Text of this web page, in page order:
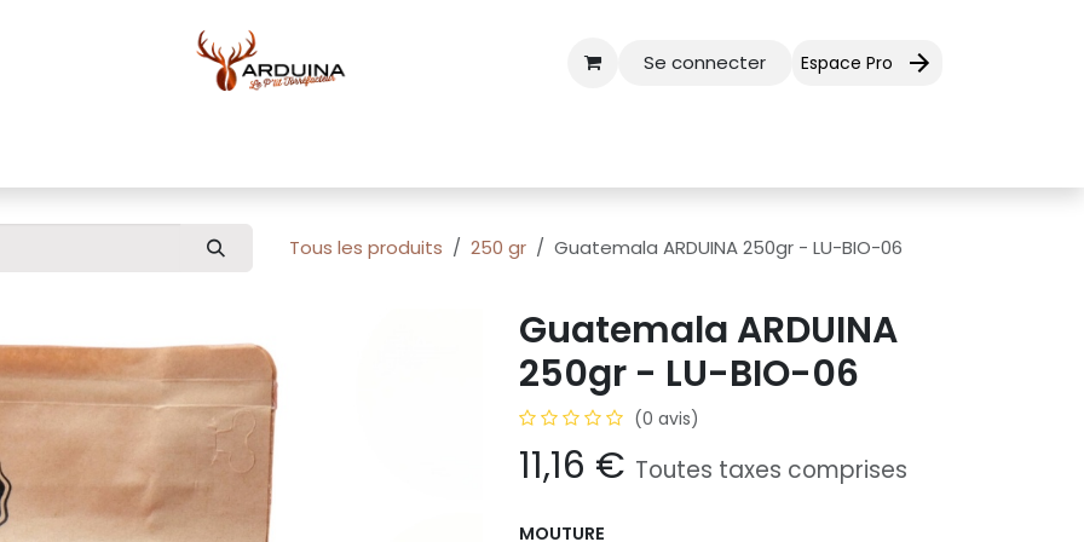
Se connecter
Espace Pro
Tous les produits 250 gr Guatemala ARDUINA 250gr - LU-BIO-06
Guatemala ARDUINA
250gr - LU-BIO-06
(0 avis)
11,16 € Toutes taxes comprises
MOUTURE